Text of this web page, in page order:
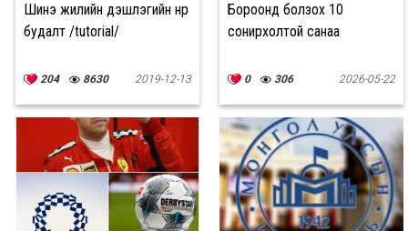
Шинэ жилийн үдэшлэгийн нүүр
будалт /tutorial/
204 8630 2019-12-13
Бороонд болзох 10
сонирхолтой санаа
0 306 2026-05-22